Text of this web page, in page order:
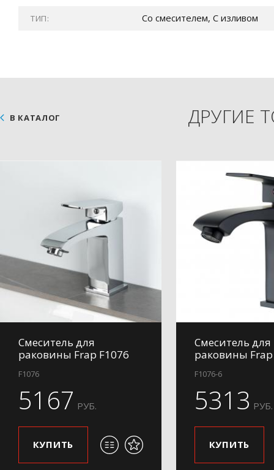
ТИП: Со смесителем, С изливом
ДРУГИЕ
В КАТАЛОГ
Смеситель для
раковины Frap F1076
F1076
5167 РУБ.
КУПИТЬ
Смеситель для
раковины Frap
F1076-6
5313 РУБ.
КУПИТЬ